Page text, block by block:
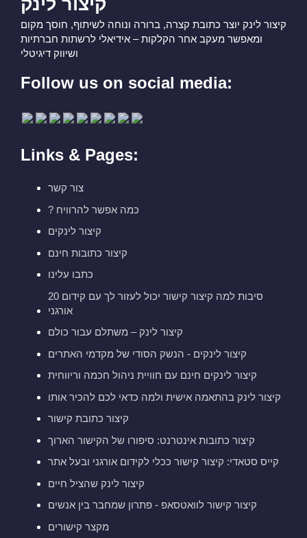
קיצור לינק יוצר כתובת קצרה, ברורה ונוחה לשיתוף, חוסך מקום
ומאפשר מעקב אחר הקלקות – אידיאלי לרשתות חברתיות
ושיווק דיגיטלי
Follow us on social media:
Links & Pages:
צור קשר
? כמה אפשר להרוויח
קיצור לינקים
קיצור כתובות חינם
כתבו עלינו
20 סיבות למה קיצור קישור יכול לעזור לך עם קידום
אורגני
קיצור לינק – משתלם עבור כולם
קיצור לינקים - הנשק הסודי של מקדמי האתרים
קיצור לינקים חינם עם חוויית ניהול חכמה וריווחית
קיצור לינק בהתאמה אישית ולמה כדאי לכם להכיר אותו
קיצור כתובת קישור
קיצור כתובות אינטרנט: סיפורו של הקישור הארוך
קייס סטאדי: קיצור קישור ככלי לקידום אורגני ובעל אתר
קיצור לינק שהציל חיים
קיצור קישור לוואטסאפ - פתרון שמחבר בין אנשים
מקצר קישורים